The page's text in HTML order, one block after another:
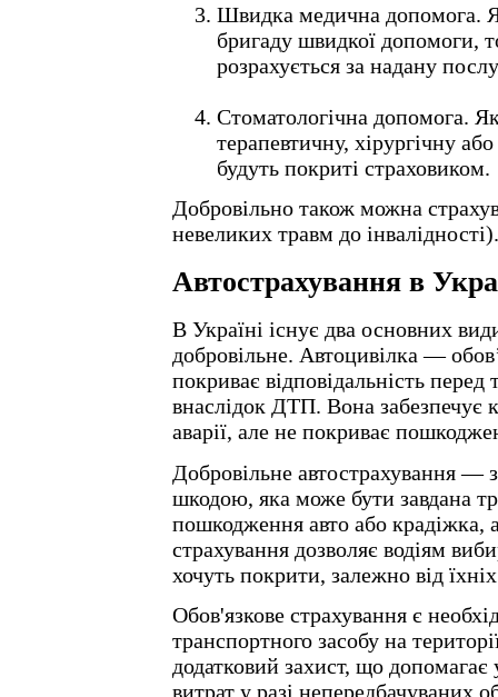
Швидка медична допомога.
бригаду швидкої допомоги,
розрахується за надану
Стоматологічна допомога.
терапевтичну, хірургічну
будуть покриті страховиком.
Добровільно також можна
невеликих травм до інвалідності).
Автострахування в
В Україні існує два основних
добровільне. Автоцивілка —
покриває відповідальність
внаслідок ДТП. Вона забезпечує
аварії, але не покриває
Добровільне автострахування —
шкодою, яка може бути завдана
пошкодження авто або крадіжка,
страхування дозволяє водіям
хочуть покрити, залежно від
Обов'язкове страхування є
транспортного засобу на
додатковий захист, що
витрат у разі непередбачуваних